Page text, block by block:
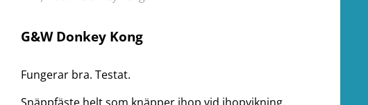
G&W Donkey Kong
Fungerar bra. Testat.